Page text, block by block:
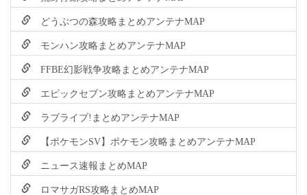
どうぶつの森攻略まとめアンテナMAP
モンハン攻略まとめアンテナMAP
FFBE幻影戦争攻略まとめアンテナMAP
エピックセブン攻略まとめアンテナMAP
ラブライブ!まとめアンテナMAP
【ポケモンSV】ポケモン攻略まとめアンテナMAP
ニュース速報まとめMAP
ロマサガRS攻略まとめMAP